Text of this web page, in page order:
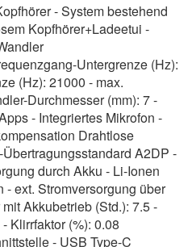
- System bestehend
Kopfhörer+Ladeetui -
Untergrenze (Hz):
(Hz): 21000 - max.
Durchmesser (mm): 7 -
- Integriertes Mikrofon -
Drahtlose
A2DP -
durch Akku - Li-Ionen
ext. Stromversorgung über
Akkubetrieb (Std.): 7.5 -
Klirrfaktor (%): 0.08
- USB Type-C